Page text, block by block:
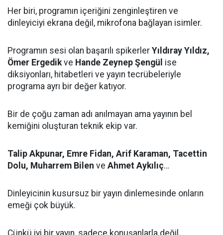
Her biri, programın içeriğini zenginleştiren ve
dinleyiciyi ekrana değil, mikrofona bağlayan isimler.
Programın sesi olan başarılı spikerler Yıldıray Yıldız,
Ömer Ergedikve Hande Zeynep Şengül ise
diksiyonları, hitabetleri ve yayın tecrübeleriyle
programa ayrı bir değer katıyor.
Bir de çoğu zaman adı anılmayan ama yayının bel
kemiğini oluşturan teknik ekip var.
Talip Akpunar, Emre Fidan, Arif Karaman, Tacettin
Dolu, Muharrem Bilen ve Ahmet Aykılıç…
Dinleyicinin kusursuz bir yayın dinlemesinde onların
emeği çok büyük.
Çünkü iyi bir yayın, sadece konuşanlarla değil,